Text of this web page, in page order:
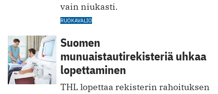
vain niukasti.
RUOKAVALIO
Suomen
munuaistautirekisteriä uhkaa
lopettaminen
THL lopettaa rekisterin rahoituksen